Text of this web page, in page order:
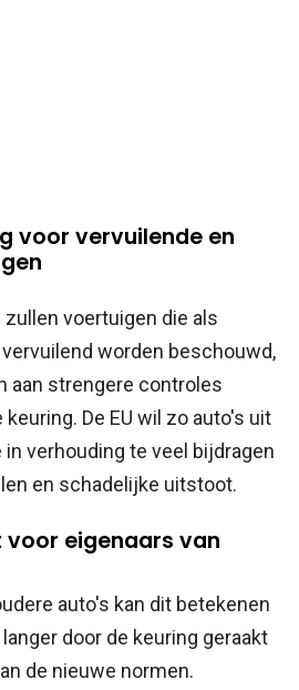
voor vervuilende en
voertuigen die als
worden beschouwd,
aan strengere controles
De EU wil zo auto's uit
verhouding te veel bijdragen
en schadelijke uitstoot.
eigenaars van
auto's kan dit betekenen
door de keuring geraakt
de nieuwe normen.